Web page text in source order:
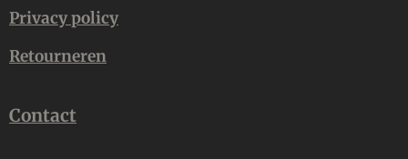
Privacy policy
Retourneren
Contact